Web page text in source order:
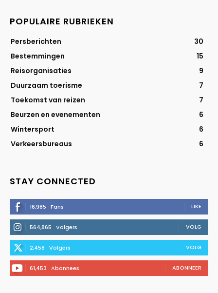
POPULAIRE RUBRIEKEN
Persberichten
30
Bestemmingen
15
Reisorganisaties
9
Duurzaam toerisme
7
Toekomst van reizen
7
Beurzen en evenementen
6
Wintersport
6
Verkeersbureaus
6
STAY CONNECTED
16,985 Fans LIKE
564,865 Volgers VOLG
2,458 Volgers VOLG
61,453 Abonnees ABONNEER